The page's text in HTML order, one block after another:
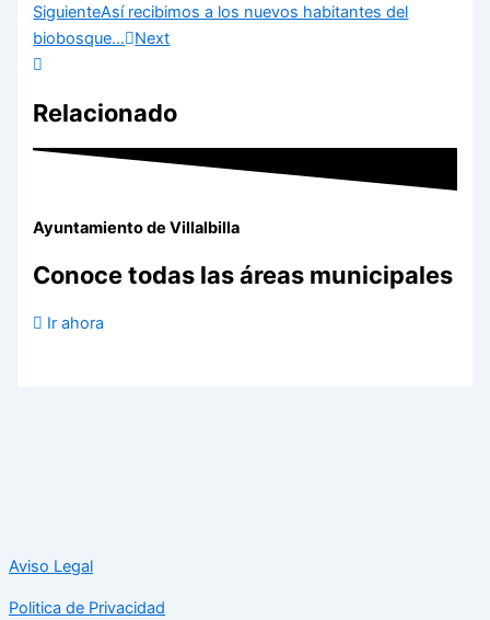
SiguienteAsí recibimos a los nuevos habitantes del
biobosque…
Next
Relacionado
Ayuntamiento de Villalbilla
Conoce todas las áreas municipales
Ir ahora
Aviso Legal
Politica de Privacidad